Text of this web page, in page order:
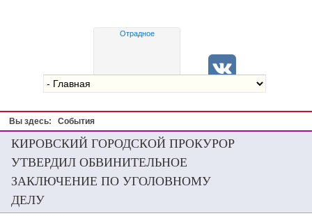
Отрадное
Вы здесь: События
КИРОВСКИЙ ГОРОДСКОЙ ПРОКУРОР
УТВЕРДИЛ ОБВИНИТЕЛЬНОЕ
ЗАКЛЮЧЕНИЕ ПО УГОЛОВНОМУ
ДЕЛУ